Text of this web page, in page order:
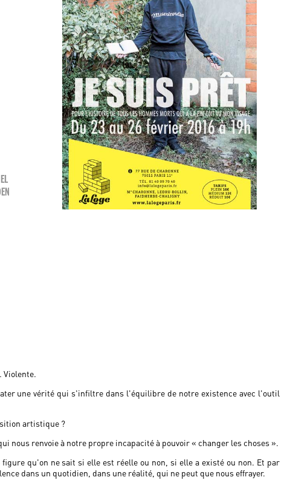
Violente.
une vérité qui s'infiltre dans l'équilibre de notre existence avec l'outil
artistique ?
nous renvoie à notre propre incapacité à pouvoir « changer les choses ».
qu'on ne sait si elle est réelle ou non, si elle a existé ou non. Et par
dans un quotidien, dans une réalité, qui ne peut que nous effrayer.